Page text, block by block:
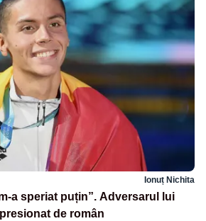
Ionuț Nichita
a speriat puțin”. Adversarul lui
de român